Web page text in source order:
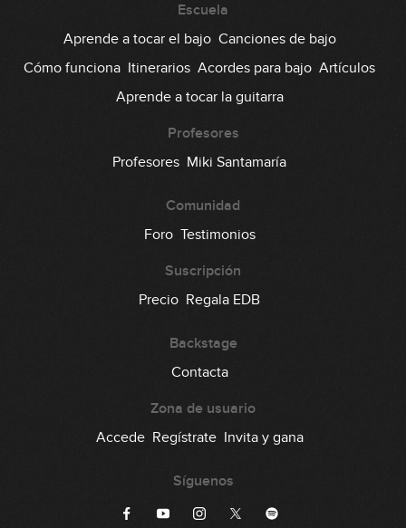
Escuela
Aprende a tocar el bajo Canciones de bajo
Cómo funciona Itinerarios Acordes para bajo Artículos
Aprende a tocar la guitarra
Profesores
Profesores Miki Santamaría
Comunidad
Foro Testimonios
Suscripción
Precio Regala EDB
Backstage
Contacta
Zona de usuario
Accede Regístrate Invita y gana
Síguenos